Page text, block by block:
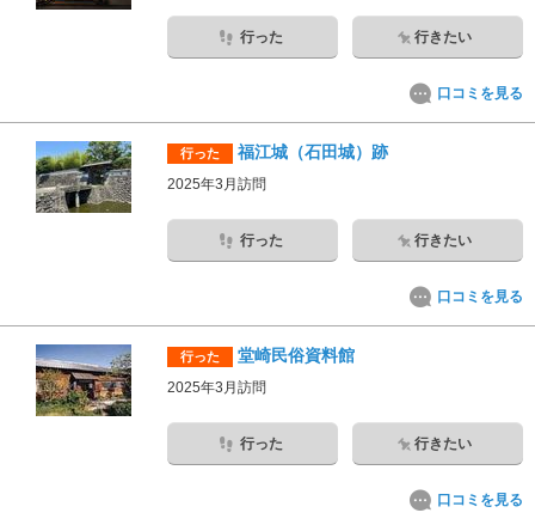
行った 行きたい
口コミを見る
行った 福江城（石田城）跡
2025年3月訪問
行った 行きたい
口コミを見る
行った 堂崎民俗資料館
2025年3月訪問
行った 行きたい
口コミを見る